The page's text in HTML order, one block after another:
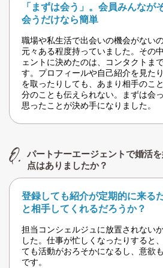
「まずは会う」。会員みんなが
会うだけなら簡単
職場や私生活で出会いの機会がない
元々ある程度持っていました。その
ェントに決めたのは、コンタクトま
す。プロフィールや自己紹介を見た
を取ったりしても、あまり相手のこ
分のことも伝えられない。まずは会
思ったことが決め手になりました。
パートナーエージェントで婚活
点はありましたか？
登録しても紹介が定期的に来る
と相手してくれるだろうか？
担当コンシェルジュに放置されない
した。仕事が忙しくなったりすると
ても活動がおろそかになるし、意欲
です。